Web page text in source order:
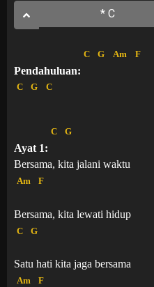
Pendahuluan:
C G Am F
C G C
Ayat 1:
C G
Bersama, kita jalani waktu
Am F
Bersama, kita lewati hidup
C G
Satu hati kita jaga bersama
Am F